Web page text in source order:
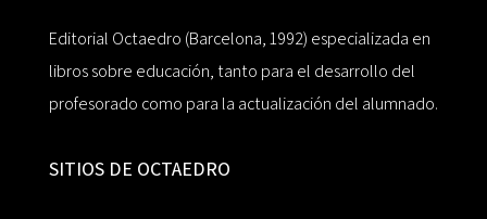
Editorial Octaedro (Barcelona, 1992) especializada en
libros sobre educación, tanto para el desarrollo del
profesorado como para la actualización del alumnado.
SITIOS DE OCTAEDRO